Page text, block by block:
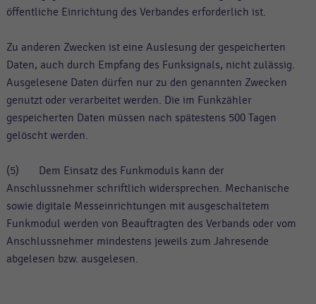
öffentliche Einrichtung des Verbandes erforderlich ist.
Zu anderen Zwecken ist eine Auslesung der gespeicherten
Daten, auch durch Empfang des Funksignals, nicht zulässig.
Ausgelesene Daten dürfen nur zu den genannten Zwecken
genutzt oder verarbeitet werden. Die im Funkzähler
gespeicherten Daten müssen nach spätestens 500 Tagen
gelöscht werden.
(5) Dem Einsatz des Funkmoduls kann der
Anschlussnehmer schriftlich widersprechen. Mechanische
sowie digitale Messeinrichtungen mit ausgeschaltetem
Funkmodul werden von Beauftragten des Verbands oder vom
Anschlussnehmer mindestens jeweils zum Jahresende
abgelesen bzw. ausgelesen.